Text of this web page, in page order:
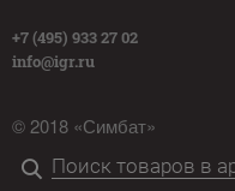
+7 (495) 933 27 02
info@igr.ru
© 2018 «Симбат»